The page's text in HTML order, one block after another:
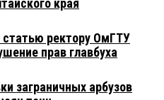
края
ректору ОмГТУ
прав главбуха
заграничных арбузов